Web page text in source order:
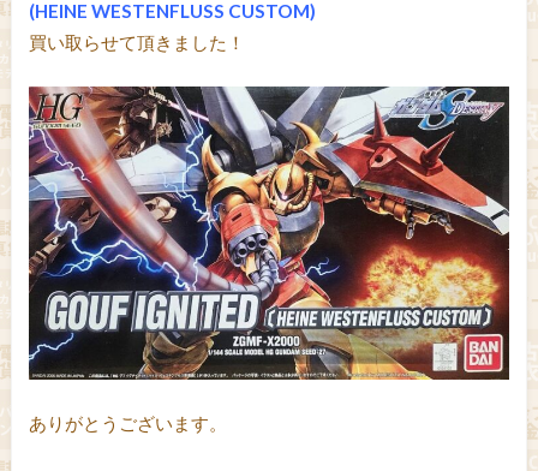
(HEINE WESTENFLUSS CUSTOM)
買い取らせて頂きました！
ありがとうございます。